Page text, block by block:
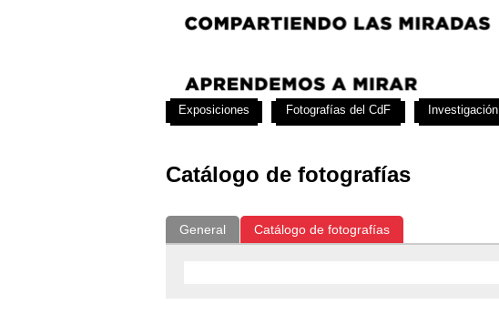
Catálogo de fotografías
General Catálogo de fotografías
Exposiciones Fotografías del CdF Investigación